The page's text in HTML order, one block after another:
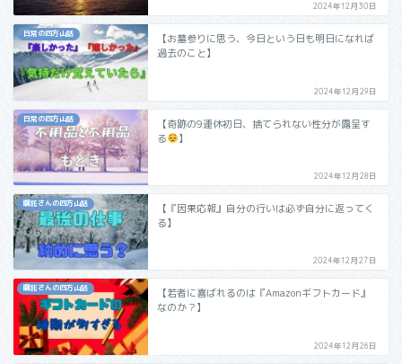
2024年12月30日
日常の四方山話
【お墓参りに思う、今日という日も明日になれば
過去のこと】
2024年12月29日
日常の四方山話
【奇跡の9連休初日、捨てられない性分が露呈す
る
】
2024年12月28日
嘱託さんの四方山話
【『因果応報』自分の行いは必ず自分に返ってく
る】
2024年12月27日
嘱託さんの四方山話
【若者に喜ばれるのは『Amazonギフトカード』
なのか？】
2024年12月26日